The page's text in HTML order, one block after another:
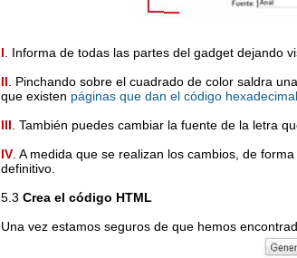
I . Informa de todas las partes del gadget dejando
II . Pinchando sobre el cuadrado de color saldra
que existen páginas que dan el código hexadecimal
III . También puedes cambiar la fuente de la letra
IV . A medida que se realizan los cambios, de
definitivo.
5.3 Crea el código HTML
Una vez estamos seguros de que hemos